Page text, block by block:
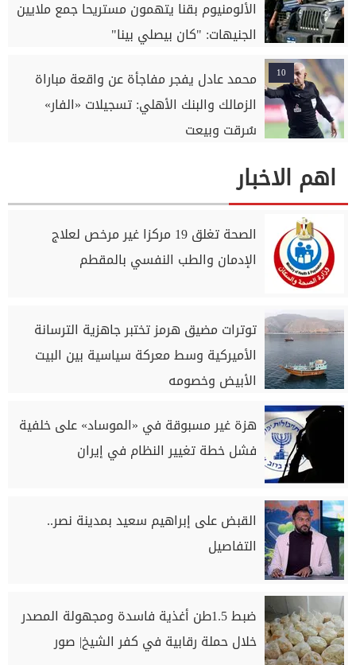
الألومنيوم بقنا يتهمون مستريحا جمع ملايين
الجنيهات: "كان بيصلي بينا"
10
محمد عادل يفجر مفاجأة عن واقعة مباراة
الزمالك والبنك الأهلي: تسجيلات «الفار»
سُرقت وبيعت
اهم الاخبار
الصحة تغلق 19 مركزا غير مرخص لعلاج
الإدمان والطب النفسي بالمقطم
توترات مضيق هرمز تختبر جاهزية الترسانة
الأميركية وسط معركة سياسية بين البيت
الأبيض وخصومه
هزة غير مسبوقة في «الموساد» على خلفية
فشل خطة تغيير النظام في إيران
القبض على إبراهيم سعيد بمدينة نصر..
التفاصيل
ضبط 1.5طن أغذية فاسدة ومجهولة المصدر
خلال حملة رقابية في كفر الشيخ| صور